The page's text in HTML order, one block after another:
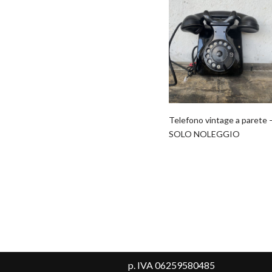
Telefono vintage a parete
SOLO NOLEGGIO
p. IVA 06259580485